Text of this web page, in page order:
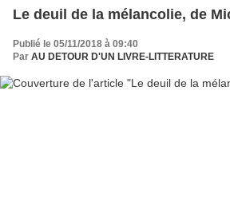
Le deuil de la mélancolie, de
Publié le 05/11/2018 à 09:40
Par AU DETOUR D'UN LIVRE-LITTERATURE